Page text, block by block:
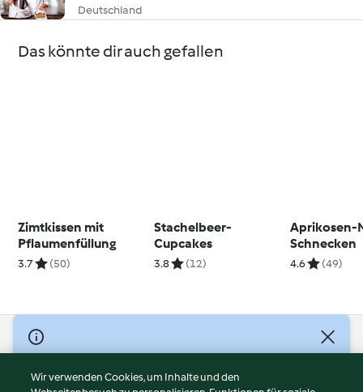
Deutschland
Das könnte dir auch gefallen
Zimtkissen mit
Pflaumenfüllung
3.7 (50)
Stachelbeer-
Cupcakes
3.8 (12)
Aprikosen-
Schnecken
4.6 (49)
© Copyright 2026
Nutzungsbedingungen
Wir verwenden Cookies, um Inhalte und den